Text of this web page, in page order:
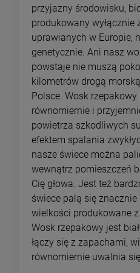
przyjazny środowisku,
produkowany wyłącznie
uprawianych w Europie,
genetycznie. Ani nasz
powstaje nie muszą
kilometrów drogą
Polsce. Wosk
równomiernie i
powietrza szkodliwych
efektem spalania
nasze świece można
wewnątrz pomieszczeń
Cię głowa. Jest też
świece palą się znacznie
wielkości produkowane z
Wosk rzepakowy jest
łączy się z zapachami,
równomiernie uwalnia